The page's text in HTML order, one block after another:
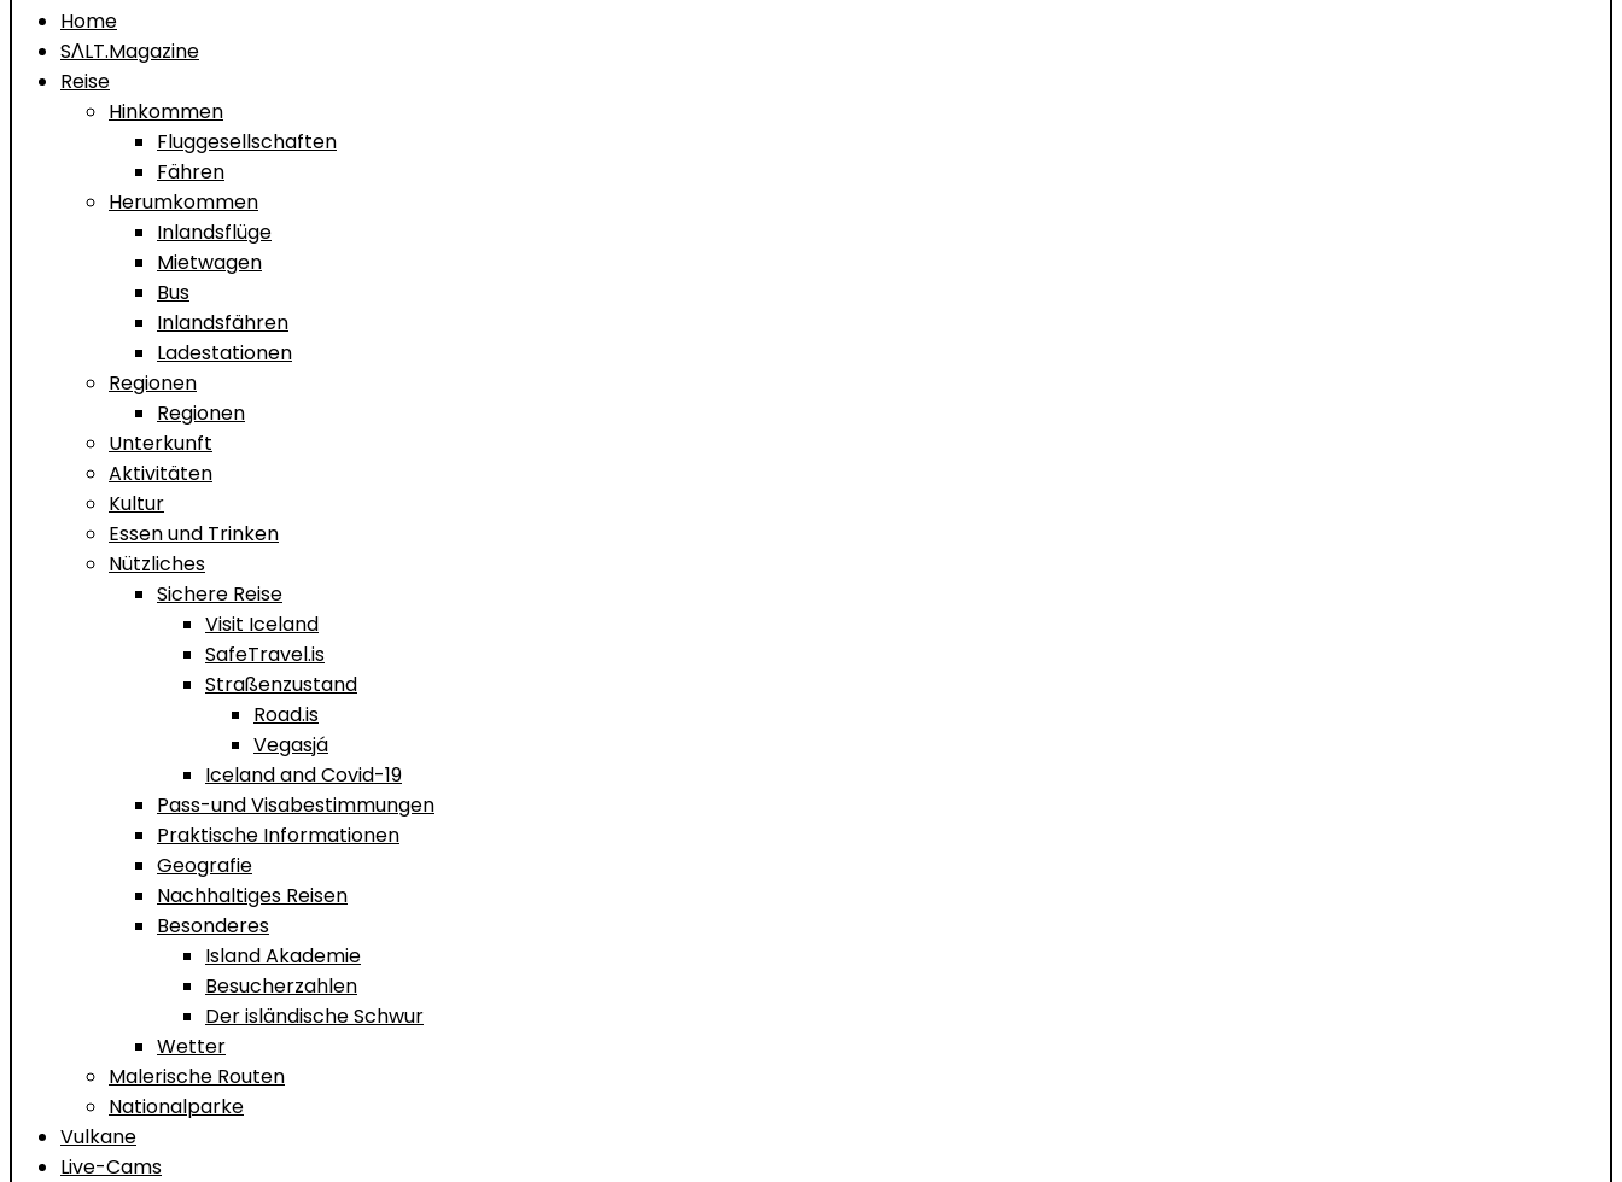
Home
SΛLT.Magazine
Reise
Hinkommen
Fluggesellschaften
Fähren
Herumkommen
Inlandsflüge
Mietwagen
Bus
Inlandsfähren
Ladestationen
Regionen
Regionen
Unterkunft
Aktivitäten
Kultur
Essen und Trinken
Nützliches
Sichere Reise
Visit Iceland
SafeTravel.is
Straßenzustand
Road.is
Vegasjá
Iceland and Covid-19
Pass-und Visabestimmungen
Praktische Informationen
Geografie
Nachhaltiges Reisen
Besonderes
Island Akademie
Besucherzahlen
Der isländische Schwur
Wetter
Malerische Routen
Nationalparke
Vulkane
Live-Cams